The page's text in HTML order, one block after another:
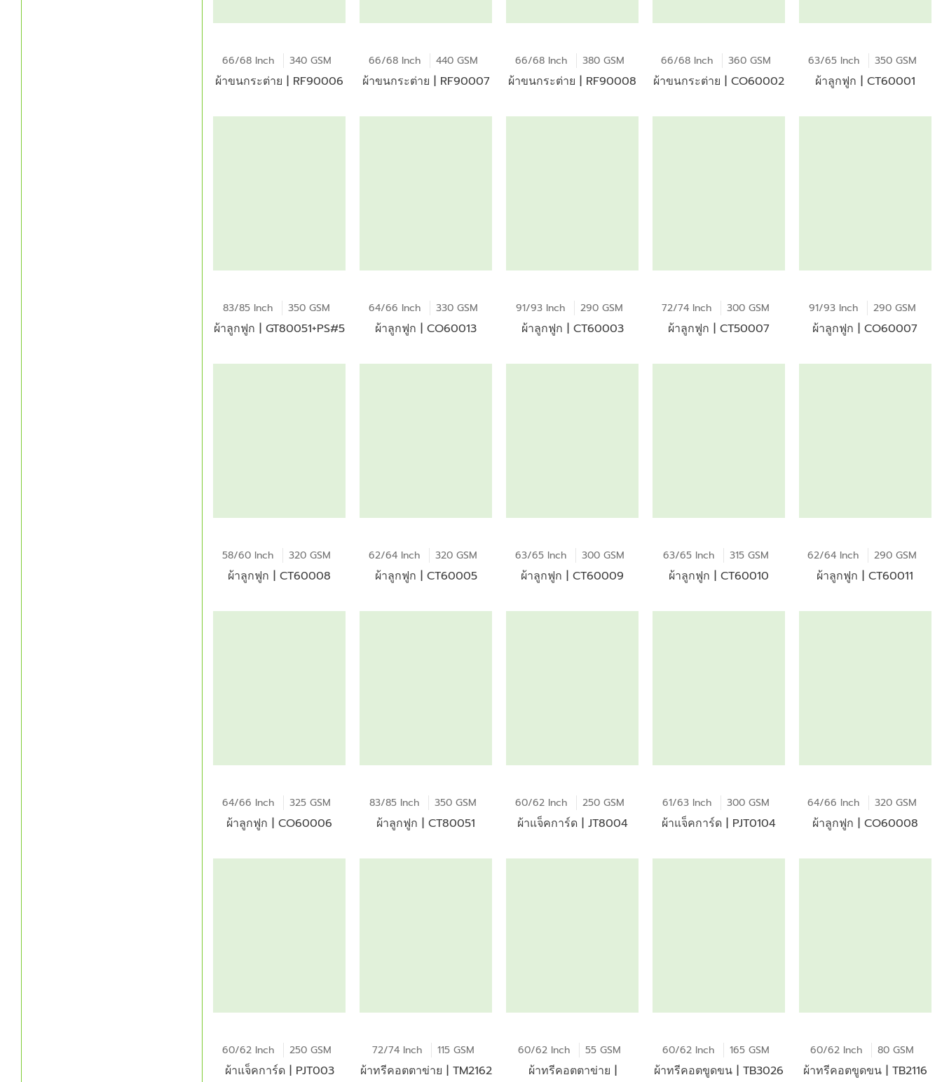
66/68 Inch 340 GSM
ผ้าขนกระต่าย | RF90006
66/68 Inch 440 GSM
ผ้าขนกระต่าย | RF90007
66/68 Inch 380 GSM
ผ้าขนกระต่าย | RF90008
66/68 Inch 360 GSM
ผ้าขนกระต่าย | CO60002
63/65 Inch 350 GSM
ผ้าลูกฟูก | CT60001
83/85 Inch 350 GSM
ผ้าลูกฟูก | GT80051+PS#5
64/66 Inch 330 GSM
ผ้าลูกฟูก | CO60013
91/93 Inch 290 GSM
ผ้าลูกฟูก | CT60003
72/74 Inch 300 GSM
ผ้าลูกฟูก | CT50007
91/93 Inch 290 GSM
ผ้าลูกฟูก | CO60007
58/60 Inch 320 GSM
ผ้าลูกฟูก | CT60008
62/64 Inch 320 GSM
ผ้าลูกฟูก | CT60005
63/65 Inch 300 GSM
ผ้าลูกฟูก | CT60009
63/65 Inch 315 GSM
ผ้าลูกฟูก | CT60010
62/64 Inch 290 GSM
ผ้าลูกฟูก | CT60011
64/66 Inch 325 GSM
ผ้าลูกฟูก | CO60006
83/85 Inch 350 GSM
ผ้าลูกฟูก | CT80051
60/62 Inch 250 GSM
ผ้าแจ็คการ์ด | JT8004
61/63 Inch 300 GSM
ผ้าแจ็คการ์ด | PJT0104
64/66 Inch 320 GSM
ผ้าลูกฟูก | CO60008
60/62 Inch 250 GSM
ผ้าแจ็คการ์ด | PJT003
72/74 Inch 115 GSM
ผ้าทรีคอตตาข่าย | TM2162
60/62 Inch 55 GSM
ผ้าทรีคอตตาข่าย |
60/62 Inch 165 GSM
ผ้าทรีคอตขูดขน | TB3026
60/62 Inch 80 GSM
ผ้าทรีคอตขูดขน | TB2116